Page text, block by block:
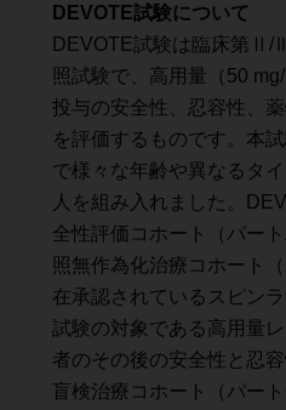
DEVOTE試験について
DEVOTE試験は臨床第Ⅱ/
照試験で、高用量（50
投与の安全性、忍容性、
を評価するものです。本
で様々な年齢や異なるタ
人を組み入れました。
全性評価コホート（パー
照無作為化治療コホート
在承認されているスピン
試験の対象である高用量
者のその後の安全性と忍
盲検治療コホート（パー